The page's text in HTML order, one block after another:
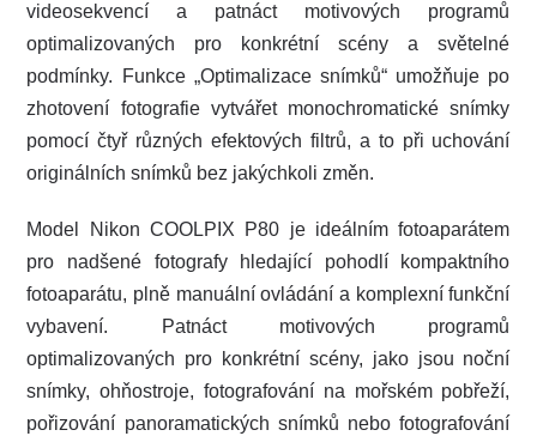
videosekvencí a patnáct motivových programů
optimalizovaných pro konkrétní scény a světelné
podmínky. Funkce „Optimalizace snímků“ umožňuje po
zhotovení fotografie vytvářet monochromatické snímky
pomocí čtyř různých efektových filtrů, a to při uchování
originálních snímků bez jakýchkoli změn.
Model Nikon COOLPIX P80 je ideálním fotoaparátem
pro nadšené fotografy hledající pohodlí kompaktního
fotoaparátu, plně manuální ovládání a komplexní funkční
vybavení. Patnáct motivových programů
optimalizovaných pro konkrétní scény, jako jsou noční
snímky, ohňostroje, fotografování na mořském pobřeží,
pořizování panoramatických snímků nebo fotografování